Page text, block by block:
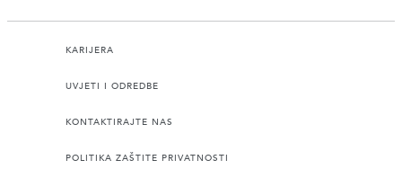
KARIJERA
UVJETI I ODREDBE
KONTAKTIRAJTE NAS
POLITIKA ZAŠTITE PRIVATNOSTI